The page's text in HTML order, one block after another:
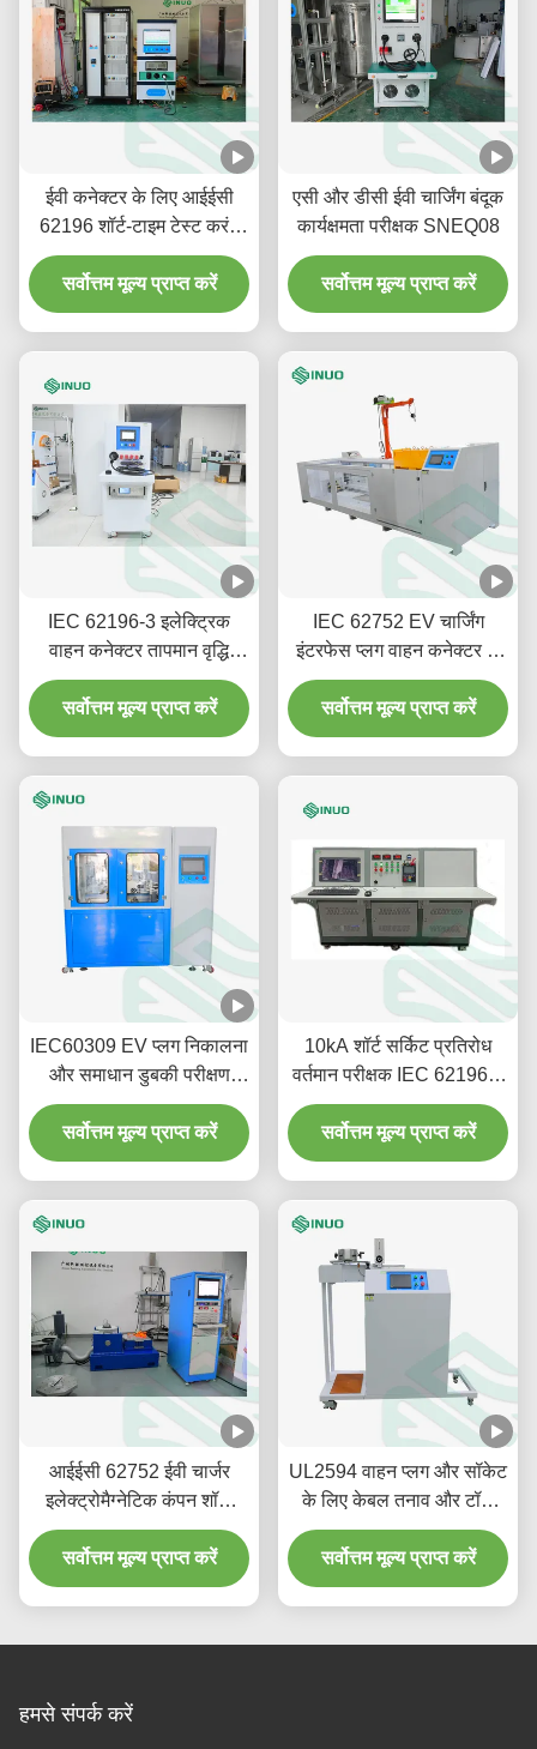
ईवी कनेक्टर के लिए आईईसी
62196 शॉर्ट-टाइम टेस्ट करंट
और तापमान वृद्धि परीक्षण प्रणाली
सर्वोत्तम मूल्य प्राप्त करें
एसी और डीसी ईवी चार्जिंग बंदूक
कार्यक्षमता परीक्षक SNEQ08
सर्वोत्तम मूल्य प्राप्त करें
IEC 62196-3 इलेक्ट्रिक
वाहन कनेक्टर तापमान वृद्धि
परीक्षण उपकरण
सर्वोत्तम मूल्य प्राप्त करें
IEC 62752 EV चार्जिंग
इंटरफेस प्लग वाहन कनेक्टर के
लिए ड्राइव ओवर टेस्टिंग मशीन
सर्वोत्तम मूल्य प्राप्त करें
IEC60309 EV प्लग निकालना
और समाधान डुबकी परीक्षण
मशीन के साथ डालना
सर्वोत्तम मूल्य प्राप्त करें
10kA शॉर्ट सर्किट प्रतिरोध
वर्तमान परीक्षक IEC 62196-1
अनुरूप EV परीक्षण के लिए
सर्वोत्तम मूल्य प्राप्त करें
आईईसी 62752 ईवी चार्जर
इलेक्ट्रोमैग्नेटिक कंपन शॉक
परीक्षण मशीन
सर्वोत्तम मूल्य प्राप्त करें
UL2594 वाहन प्लग और सॉकेट
के लिए केबल तनाव और टॉर्क
परीक्षण उपकरण
सर्वोत्तम मूल्य प्राप्त करें
हमसे संपर्क करें